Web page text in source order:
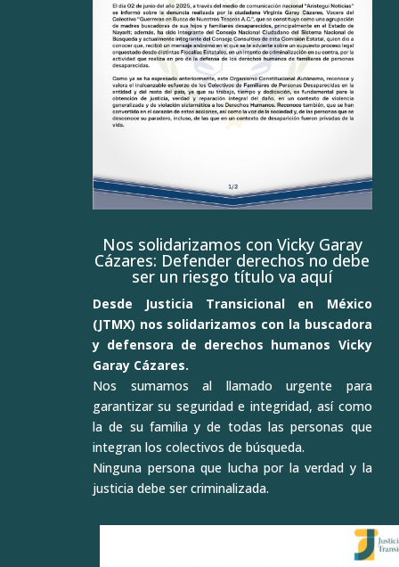
Nos solidarizamos con Vicky Garay
Cázares: Defender derechos no debe
ser un riesgo título va aquí
Desde Justicia Transicional en México
(JTMX) nos solidarizamos con la buscadora
y defensora de derechos humanos Vicky
Garay Cázares.
Nos sumamos al llamado urgente para
garantizar su seguridad e integridad, así como
la de su familia y de todas las personas que
integran los colectivos de búsqueda.
Ninguna persona que lucha por la verdad y la
justicia debe ser criminalizada.